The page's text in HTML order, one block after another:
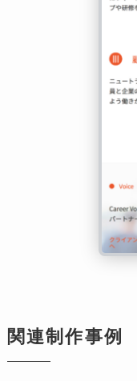
関連制作事例